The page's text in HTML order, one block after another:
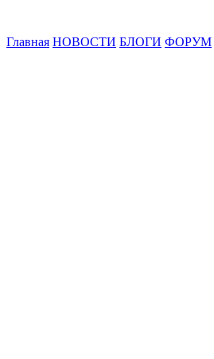
Главная НОВОСТИ БЛОГИ ФОРУМ